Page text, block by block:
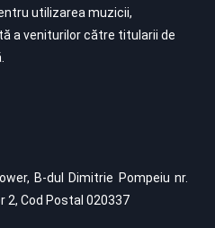
utilizarea muzicii,
a veniturilor către titularii de
B-dul Dimitrie Pompeiu nr.
2, Cod Postal 020337